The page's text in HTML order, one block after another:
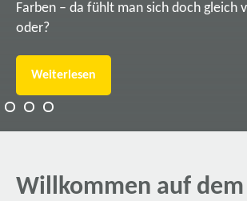
Farben – da fühlt man sich doch gleich
oder?
Weiterlesen
Willkommen auf dem